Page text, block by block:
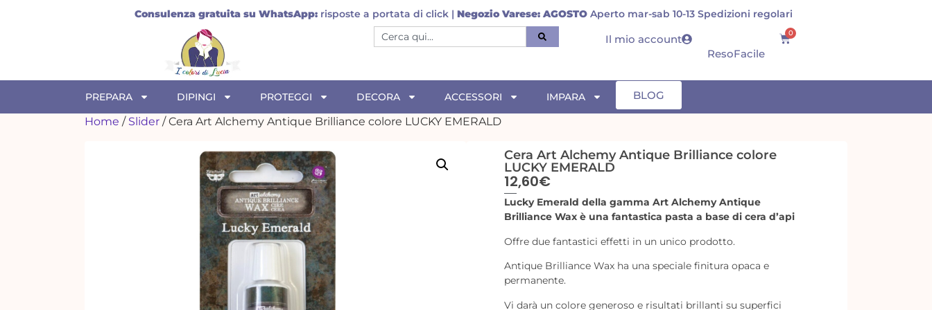
Consulenza gratuita su WhatsApp:risposte a portata di click | Negozio Varese:AGOSTOAperto mar-sab 10-13 Spedizioni regolari
Il mio account
ResoFacile
0
PREPARA DIPINGI PROTEGGI DECORA ACCESSORI IMPARA
BLOG
Home / Slider / Cera Art Alchemy Antique Brilliance colore LUCKY EMERALD
Cera Art Alchemy Antique Brilliance colore
LUCKY EMERALD
12,60€
Lucky Emerald della gamma Art Alchemy Antique
Brilliance Wax è una fantastica pasta a base di cera d’api
Offre due fantastici effetti in un unico prodotto.
Antique Brilliance Wax ha una speciale finitura opaca e
permanente.
Vi darà un colore generoso e risultati brillanti su superfici